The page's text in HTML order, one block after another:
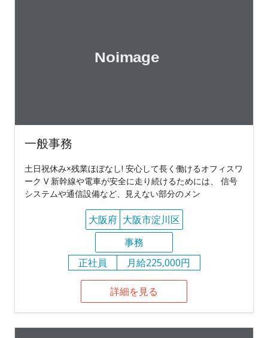
一般事務
土日祝休み×残業ほぼなし! 安心して長く働けるオフィスワ
ーク V 新幹線や電車が安全に走り続けるためには、 信号
システムや通信設備など、見えない部分のメン
大阪府 大阪市淀川区
事務
正社員
月給225,000円
詳細を見る